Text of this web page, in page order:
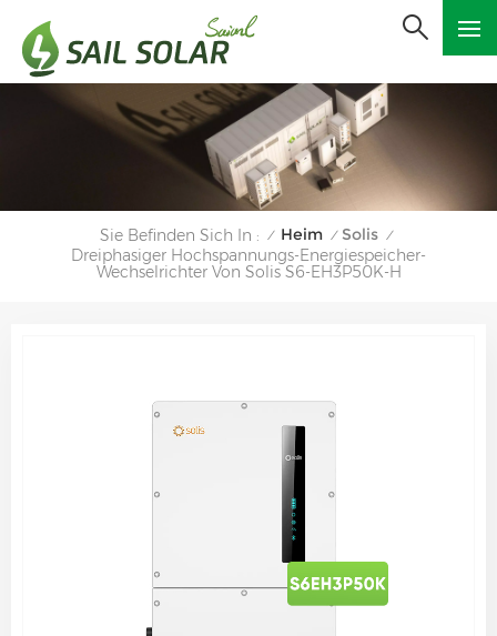
Sie Befinden Sich In : / Heim / Solis /
Dreiphasiger Hochspannungs-Energiespeicher-
Wechselrichter Von Solis S6-EH3P50K-H